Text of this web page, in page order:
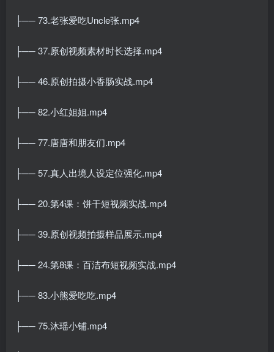
├── 73.老张爱吃Uncle张.mp4
├── 37.原创视频素材时长选择.mp4
├── 46.原创拍摄小香肠实战.mp4
├── 82.小红姐姐.mp4
├── 77.唐唐和朋友们.mp4
├── 57.真人出境人设定位强化.mp4
├── 20.第4课：饼干短视频实战.mp4
├── 39.原创视频拍摄样品展示.mp4
├── 24.第8课：百洁布短视频实战.mp4
├── 83.小熊爱吃吃.mp4
├── 75.沐瑶小铺.mp4